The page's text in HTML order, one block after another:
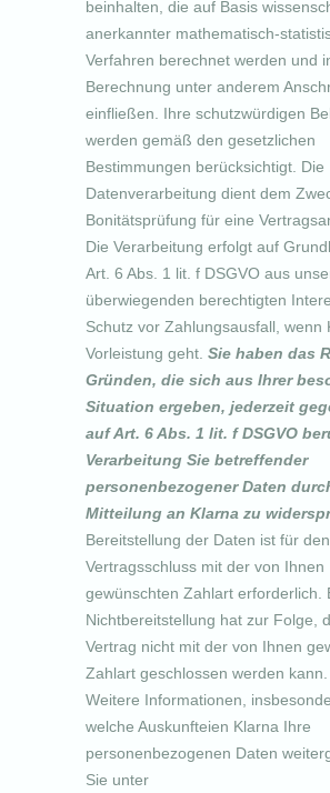
beinhalten, die auf Basis
anerkannter mathematisch-
Verfahren berechnet werden und
Berechnung unter anderem
einfließen. Ihre schutzwürdigen
werden gemäß den gesetzlichen
Bestimmungen berücksichtigt. Die
Datenverarbeitung dient dem
Bonitätsprüfung für eine
Die Verarbeitung erfolgt auf
Art. 6 Abs. 1 lit. f DSGVO aus
überwiegenden berechtigten
Schutz vor Zahlungsausfall, wenn
Vorleistung geht.Sie haben das
Gründen, die sich aus Ihrer
Situation ergeben, jederzeit
auf Art. 6 Abs. 1 lit. f DSGVO
Verarbeitung Sie betreffender
personenbezogener Daten
Mitteilung an Klarna zu
Bereitstellung der Daten ist für den
Vertragsschluss mit der von Ihnen
gewünschten Zahlart erforderlich.
Nichtbereitstellung hat zur Folge,
Vertrag nicht mit der von Ihnen
Zahlart geschlossen werden kann.
Weitere Informationen,
welche Auskunfteien Klarna Ihre
personenbezogenen Daten
Sie unter